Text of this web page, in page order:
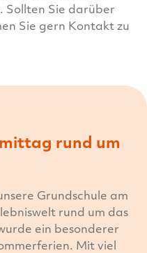
Sollten Sie darüber
Sie gern Kontakt zu
rund um
Grundschule am
rund um das
ein besonderer
Mit viel